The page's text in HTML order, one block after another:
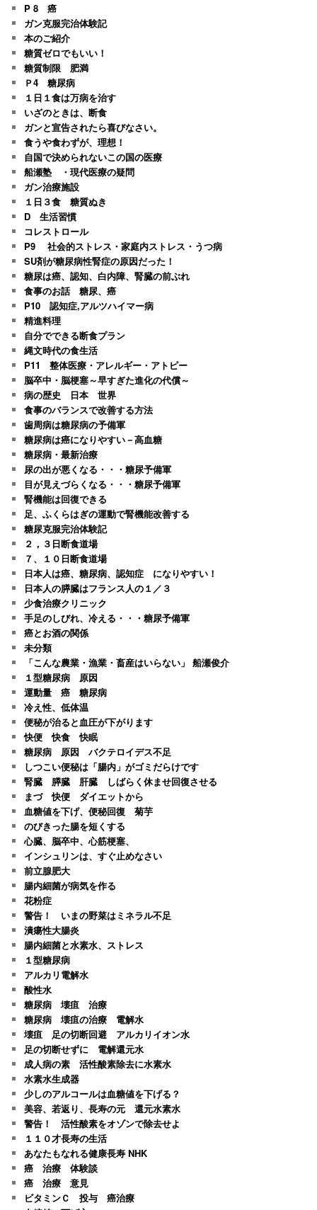
P 8 癌
ガン克服完治体験記
本のご紹介
糖質ゼロでもいい！
糖質制限 肥満
Ｐ4 糖尿病
１日１食は万病を治す
いざのときは、断食
ガンと宣告されたら喜びなさい。
食うや食わずが、理想！
自国で決められないこの国の医療
船瀬塾 ・現代医療の疑問
ガン治療施設
１日３食 糖質ぬき
D 生活習慣
コレストロール
P9 社会的ストレス・家庭内ストレス・うつ病
SU剤が糖尿病性腎症の原因だった！
糖尿は癌、認知、白内障、腎臓の前ぶれ
食事のお話 糖尿、癌
P10 認知症,アルツハイマー病
精進料理
自分でできる断食プラン
縄文時代の食生活
P11 整体医療・アレルギー・アトピー
脳卒中・脳梗塞～早すぎた進化の代償～
病の歴史 日本 世界
食事のバランスで改善する方法
歯周病は糖尿病の予備軍
糖尿病は癌になりやすい－高血糖
糖尿病・最新治療
尿の出が悪くなる・・・糖尿予備軍
目が見えづらくなる・・・糖尿予備軍
腎機能は回復できる
足、ふくらはぎの運動で腎機能改善する
糖尿克服完治体験記
２，３日断食道場
７、１０日断食道場
日本人は癌、糖尿病、認知症 になりやすい！
日本人の膵臓はフランス人の１／３
少食治療クリニック
手足のしびれ、冷える・・・糖尿予備軍
癌とお酒の関係
未分類
「こんな農業・漁業・畜産はいらない」 船瀬俊介
１型糖尿病 原因
運動量 癌 糖尿病
冷え性、低体温
便秘が治ると血圧が下がります
快便 快食 快眠
糖尿病 原因 バクテロイデス不足
しつこい便秘は「腸内」がゴミだらけです
腎臓 膵臓 肝臓 しばらく休ませ回復させる
まづ 快便 ダイエットから
血糖値を下げ、便秘回復 菊芋
のびきった腸を短くする
心臓、脳卒中、心筋梗塞、
インシュリンは、すぐ止めなさい
前立腺肥大
腸内細菌が病気を作る
花粉症
警告！ いまの野菜はミネラル不足
潰瘍性大腸炎
腸内細菌と水素水、ストレス
１型糖尿病
アルカリ電解水
酸性水
糖尿病 壊疽 治療
糖尿病 壊疽の治療 電解水
壊疽 足の切断回避 アルカリイオン水
足の切断せずに 電解還元水
成人病の素 活性酸素除去に水素水
水素水生成器
少しのアルコールは血糖値を下げる？
美容、若返り、長寿の元 還元水素水
警告！ 活性酸素をオゾンで除去せよ
１１０才長寿の生活
あなたもなれる健康長寿 NHK
癌 治療 体験談
癌 治療 意見
ビタミンＣ 投与 癌治療